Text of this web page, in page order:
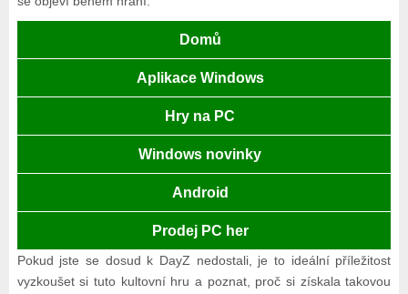
Domů
Aplikace Windows
Hry na PC
Windows novinky
Android
Prodej PC her
Pokud jste se dosud k DayZ nedostali, je to ideální příležitost
vyzkoušet si tuto kultovní hru a poznat, proč si získala takovou